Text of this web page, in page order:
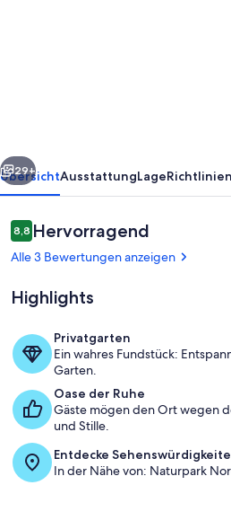
und
Natur
Weiter
29+
ÜbersichtAusstattungLageRichtlinien
Bewertungen
8,88,8 von 10.
Hervorragend
Alle 3 Bewertungen anzeigen
Highlights
Privatgarten
Ein wahres Fundstück:
Garten.
Oase der Ruhe
Gäste mögen den Ort wegen
und Stille.
Entdecke
In der Nähe von: Naturpark